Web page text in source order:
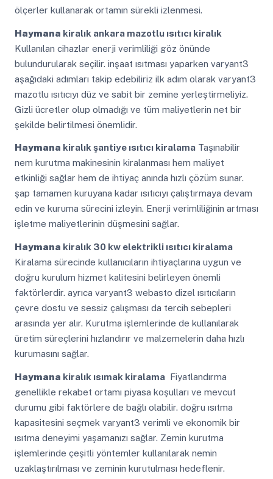
ölçerler kullanarak ortamın sürekli izlenmesi.
Haymana kiralık ankara mazotlu ısıtıcı kiralık
Kullanılan cihazlar enerji verimliliği göz önünde
bulundurularak seçilir. inşaat ısıtması yaparken varyant3
aşağıdaki adımları takip edebiliriz ilk adım olarak varyant3
mazotlu ısıtıcıyı düz ve sabit bir zemine yerleştirmeliyiz.
Gizli ücretler olup olmadığı ve tüm maliyetlerin net bir
şekilde belirtilmesi önemlidir.
Haymana kiralık şantiye ısıtıcı kiralamaTaşınabilir
nem kurutma makinesinin kiralanması hem maliyet
etkinliği sağlar hem de ihtiyaç anında hızlı çözüm sunar.
şap tamamen kuruyana kadar ısıtıcıyı çalıştırmaya devam
edin ve kuruma sürecini izleyin. Enerji verimliliğinin artması
işletme maliyetlerinin düşmesini sağlar.
Haymana kiralık 30 kw elektrikli ısıtıcı kiralama
Kiralama sürecinde kullanıcıların ihtiyaçlarına uygun ve
doğru kurulum hizmet kalitesini belirleyen önemli
faktörlerdir. ayrıca varyant3 webasto dizel ısıtıcıların
çevre dostu ve sessiz çalışması da tercih sebepleri
arasında yer alır. Kurutma işlemlerinde de kullanılarak
üretim süreçlerini hızlandırır ve malzemelerin daha hızlı
kurumasını sağlar.
Haymana kiralık ısımak kiralamaFiyatlandırma
genellikle rekabet ortamı piyasa koşulları ve mevcut
durumu gibi faktörlere de bağlı olabilir. doğru ısıtma
kapasitesini seçmek varyant3 verimli ve ekonomik bir
ısıtma deneyimi yaşamanızı sağlar. Zemin kurutma
işlemlerinde çeşitli yöntemler kullanılarak nemin
uzaklaştırılması ve zeminin kurutulması hedeflenir.